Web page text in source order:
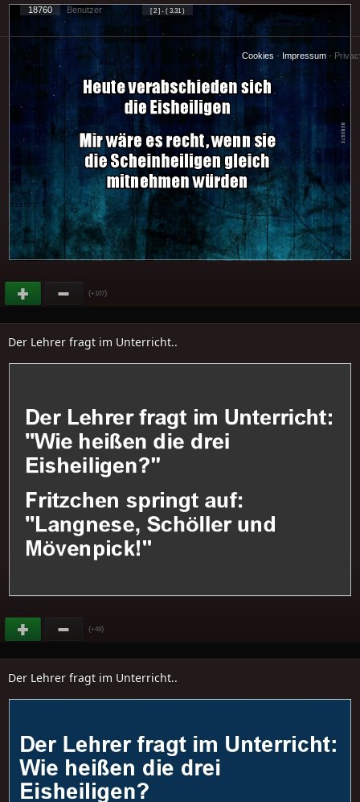
(+107)
Der Lehrer fragt im Unterricht..
(+48)
Der Lehrer fragt im Unterricht..
18760 Benutzer [ 2 ] - ( 3.31 )
Cookies - Impressum -